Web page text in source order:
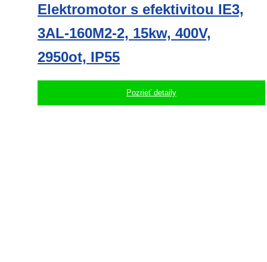
Elektromotor s efektivitou IE3,
3AL-160M2-2, 15kw, 400V,
2950ot, IP55
Pozrieť detaily